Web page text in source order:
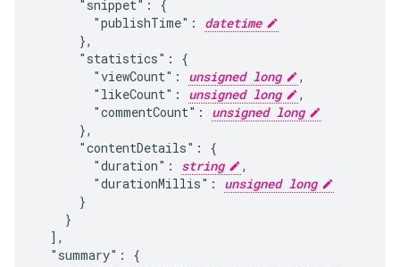
      "snippet": {
        "publishTime":
datetime
      },
      "statistics": {
        "viewCount":
unsigned long
,
        "likeCount":
unsigned long
,
        "commentCount":
unsigned long
      },
      "contentDetails": {
        "duration":
string
,
        "durationMillis":
unsigned long
      }
    }
  ],
  "summary": {